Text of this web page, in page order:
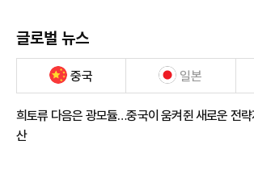
글로벌 뉴스
중국 일본
희토류 다음은 광모듈…중국이 움켜쥔 새로운 전
산